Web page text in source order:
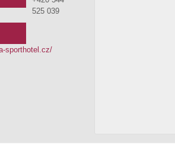
525 039
sporthotel.cz/